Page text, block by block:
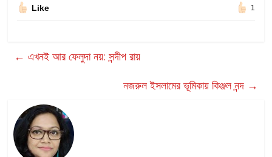
Like 1
← এখনই আর ফেলুদা নয়: সন্দীপ রায়
নজরুল ইসলামের ভূমিকায় কিঞ্জল নন্দ →